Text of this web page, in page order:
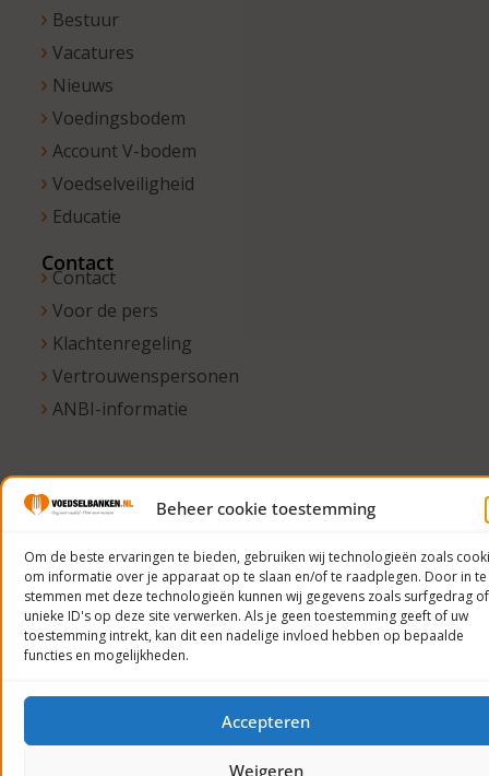
Beheer cookie toestemming
Om de beste ervaringen te bieden, gebruiken wij technologieën zoals
om informatie over je apparaat op te slaan en/of te raadplegen. Door in te
stemmen met deze technologieën kunnen wij gegevens zoals surfgedrag of
unieke ID's op deze site verwerken. Als je geen toestemming geeft of uw
toestemming intrekt, kan dit een nadelige invloed hebben op bepaalde
functies en mogelijkheden.
Accepteren
Weigeren
Bestuur
Vacatures
Nieuws
Voedingsbodem
Account V-bodem
Voedselveiligheid
Educatie
Contact
Contact
Voor de pers
Klachtenregeling
Vertrouwenspersonen
ANBI-informatie
© 2023
Nederland
Privacyverklaring